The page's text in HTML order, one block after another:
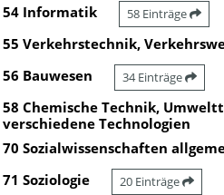
54 Informatik 58 Einträge
55 Verkehrstechnik,
56 Bauwesen 34 Einträge
58 Chemische Technik,
verschiedene Technologien
70 Sozialwissenschaften
71 Soziologie 20 Einträge